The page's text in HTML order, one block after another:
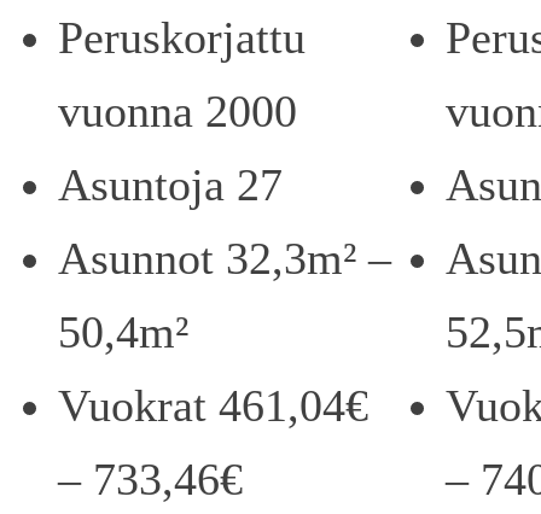
Peruskorjattu
vuonna 2000
Asuntoja 27
Asunnot 32,3m² –
50,4m²
Vuokrat 461,04€
– 733,46€
–